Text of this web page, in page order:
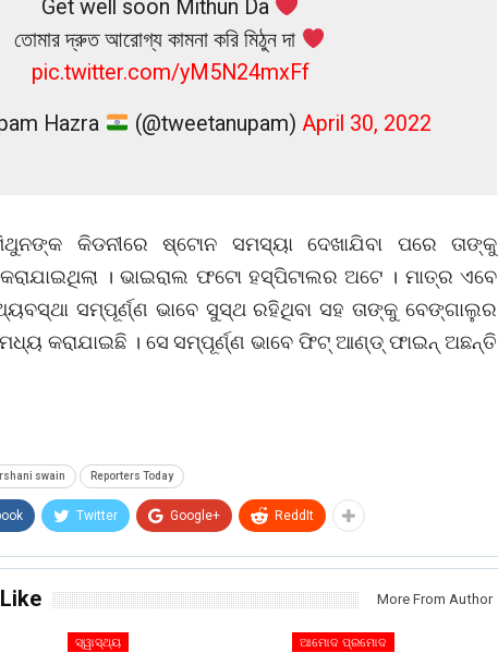
Get well soon Mithun Da
তোমার দ্রুত আরোগ্য কামনা করি মিঠুন দা
pic.twitter.com/yM5N24mxFf
Hazra (@tweetanupam) April 30, 2022
କିଡନୀରେ ଷ୍ଟୋନ ସମସ୍ୟା ଦେଖାଯିବା ପରେ ତାଙ୍କୁ
। ଭାଇରାଲ ଫଟୋ ହସ୍ପିଟାଲର ଅଟେ । ମାତ୍ର ଏବେ
ସମ୍ପୂର୍ଣ୍ଣ ଭାବେ ସୁସ୍ଥ ରହିଥିବା ସହ ତାଙ୍କୁ ବେଙ୍ଗାଲୁର
ମଧ୍ୟ କରାଯାଇଛି । ସେ ସମ୍ପୂର୍ଣ୍ଣ ଭାବେ ଫିଟ୍ ଆଣ୍ଡ୍ ଫାଇନ୍ ଅଛନ୍ତି
swain Reporters Today
Twitter Google+ ReddIt
More From Author
ସ୍ୱାସ୍ଥ୍ୟ ଆମୋଦ ପ୍ରମୋଦ